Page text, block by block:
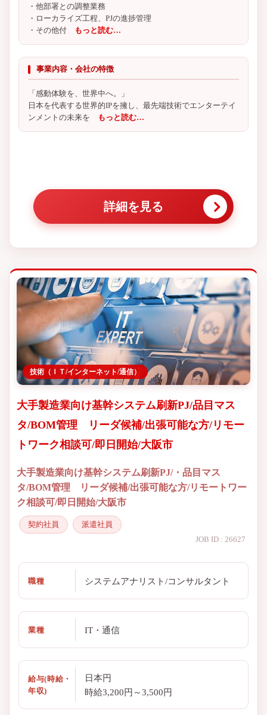
・他部署との調整業務
・ローカライズ工程、PJの進捗管理
・その他付 もっと読む…
事業内容・会社の特徴
「感動体験を、世界中へ。」
日本を代表する世界的IPを擁し、最先端技術でエンターテイ
ンメントの未来を もっと読む…
詳細を見る
技術（ＩＴ/インターネット/通信）
大手製造業向け基幹システム刷新PJ/品目マス
タ/BOM管理 リーダ候補/出張可能な方/リモー
トワーク相談可/即日開始/大阪市
大手製造業向け基幹システム刷新PJ/・品目マス
タ/BOM管理 リーダ候補/出張可能な方/リモートワー
ク相談可/即日開始/大阪市
契約社員
派遣社員
JOB ID : 26627
職種 システムアナリスト/コンサルタント
業種 IT・通信
給与(時給・
年収)
日本円
時給3,200円～3,500円